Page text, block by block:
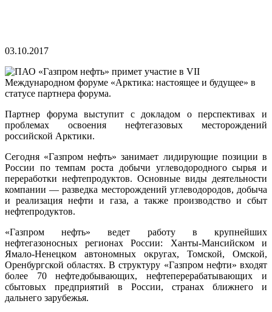
03.10.2017
Партнер форума выступит с докладом о перспективах и
проблемах освоения нефтегазовых месторождений
российской Арктики.
Сегодня «Газпром нефть» занимает лидирующие позиции в
России по темпам роста добычи углеводородного сырья и
переработки нефтепродуктов. Основные виды деятельности
компании — разведка месторождений углеводородов, добыча
и реализация нефти и газа, а также производство и сбыт
нефтепродуктов.
«Газпром нефть» ведет работу в крупнейших
нефтегазоносных регионах России: Ханты-Мансийском и
Ямало-Ненецком автономных округах, Томской, Омской,
Оренбургской областях. В структуру «Газпром нефти» входят
более 70 нефтедобывающих, нефтеперерабатывающих и
сбытовых предприятий в России, странах ближнего и
дальнего зарубежья.